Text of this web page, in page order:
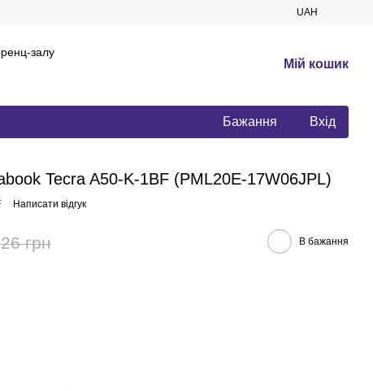
UAH
залу
Мій кошик
Бажання Вхід
Tecra A50-K-1BF (PML20E-17W06JPL)
Написати відгук
грн В бажання